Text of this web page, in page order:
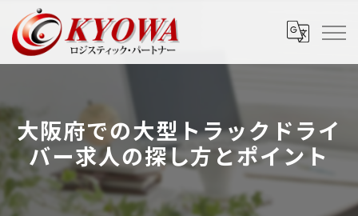
大阪府での大型トラックドライ
バー求人の探し方とポイント